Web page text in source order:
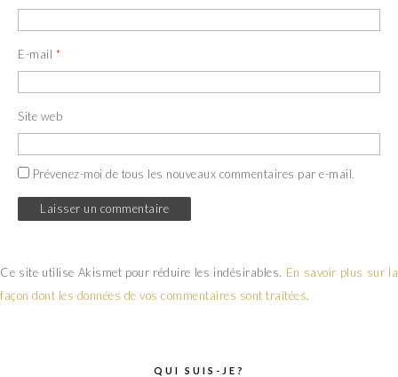
E-mail *
Site web
Prévenez-moi de tous les nouveaux commentaires par e-mail.
Ce site utilise Akismet pour réduire les indésirables. En savoir plus sur la
façon dont les données de vos commentaires sont traitées.
QUI SUIS-JE?